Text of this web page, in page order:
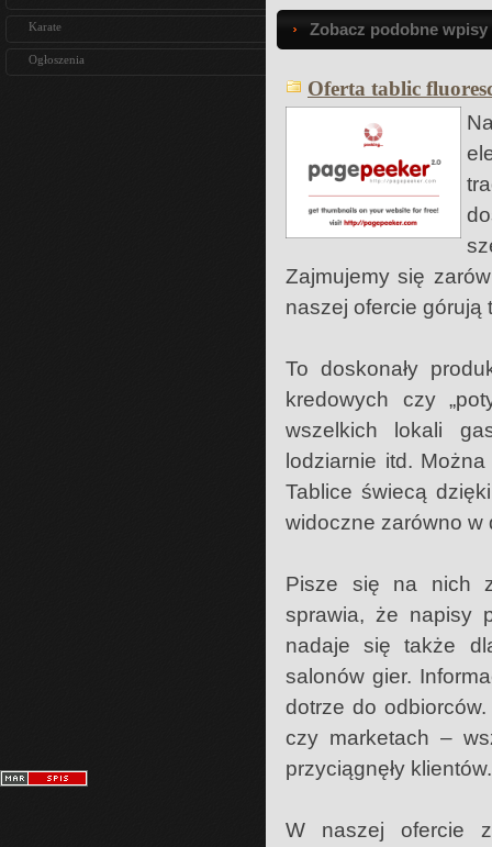
Karate
Ogłoszenia
Zobacz podobne
Oferta tablic
Zajmujemy się
naszej ofercie górują
To doskonały
kredowych czy
wszelkich lokali
lodziarnie itd.
Tablice świecą
widoczne zarówno w
Pisze się na nich
sprawia, że napisy
nadaje się także
salonów gier.
dotrze do
czy marketach –
przyciągnęły klientów.
W naszej ofercie